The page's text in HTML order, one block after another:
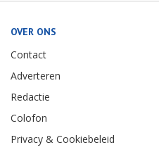
OVER ONS
Contact
Adverteren
Redactie
Colofon
Privacy & Cookiebeleid